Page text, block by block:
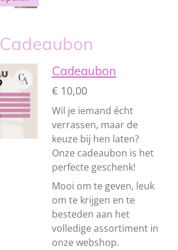
Cadeaubon
Cadeaubon
€ 10,00
Wil je iemand écht
verrassen, maar de
keuze bij hen laten?
Onze cadeaubon is het
perfecte geschenk!
Mooi om te geven, leuk
om te krijgen en te
besteden aan het
volledige assortiment in
onze webshop.